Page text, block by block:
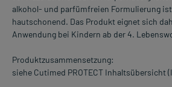
alkohol- und parfümfreien Formulierung
hautschonend. Das Produkt eignet sich
Anwendung bei Kindern ab der 4.
Produktzusammensetzung:
siehe Cutimed PROTECT Inhaltsübersicht